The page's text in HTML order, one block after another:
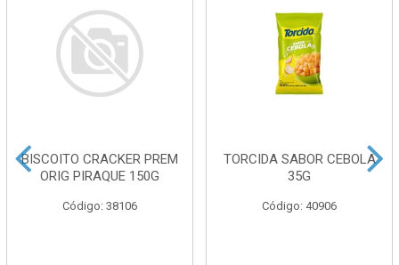
BISCOITO CRACKER PREM
ORIG PIRAQUE 150G
Código: 38106
TORCIDA SABOR CEBOLA
35G
Código: 40906